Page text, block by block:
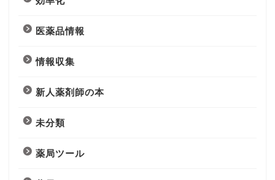
医薬品情報
情報収集
新人薬剤師の本
未分類
薬局ツール